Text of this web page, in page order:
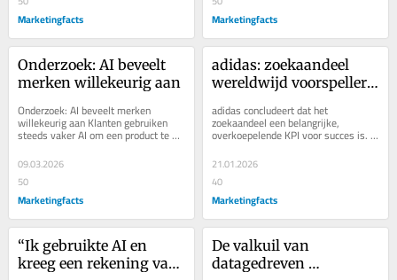
Marketingfacts Marketingfacts
Onderzoek: AI beveelt
merken willekeurig aan
Onderzoek: AI beveelt merken
willekeurig aan Klanten gebruiken
steeds vaker AI om een product te
vinden. Maar hoe jouw merk opduikt
in AI, is anders...
09.03.2026
50
Marketingfacts
adidas: zoekaandeel
wereldwijd voorspeller
adidas concludeert dat het
zoekaandeel een belangrijke,
overkoepelende KPI voor succes is.
'De grootste consumentenpeiling ter
wereld', met 60% lagere...
21.01.2026
40
Marketingfacts
“Ik gebruikte AI en
kreeg een rekening van
De valkuil van
datagedreven